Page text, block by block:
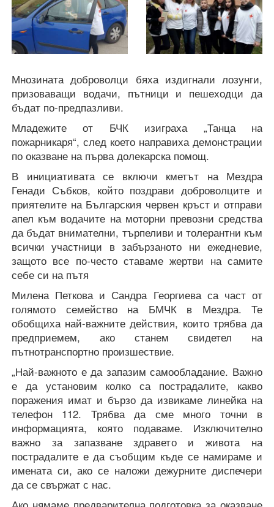
Мнозината доброволци бяха издигнали лозунги,
призоваващи водачи, пътници и пешеходци да
бъдат по-предпазливи.
Младежите от БЧК изиграха „Танца на
пожарникаря“, след което направиха демонстрации
по оказване на първа долекарска помощ.
В инициативата се включи кметът на Мездра
Генади Събков, който поздрави доброволците и
приятелите на Българския червен кръст и отправи
апел към водачите на моторни превозни средства
да бъдат внимателни, търпеливи и толерантни към
всички участници в забързаното ни ежедневие,
защото все по-често ставаме жертви на самите
себе си на пътя
Милена Петкова и Сандра Георгиева са част от
голямото семейство на БМЧК в Мездра. Те
обобщиха най-важните действия, които трябва да
предприемем, ако станем свидетел на
пътнотранспортно произшествие.
„Най-важното е да запазим самообладание. Важно
е да установим колко са пострадалите, какво
поражения имат и бързо да извикаме линейка на
телефон 112. Трябва да сме много точни в
информацията, която подаваме. Изключително
важно за запазване здравето и живота на
пострадалите е да съобщим къде се намираме и
имената си, ако се наложи дежурните диспечери
да се свържат с нас.